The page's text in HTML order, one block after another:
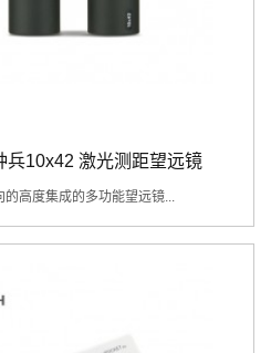
兵10x42 激光测距望远镜
高度集成的多功能望远镜...